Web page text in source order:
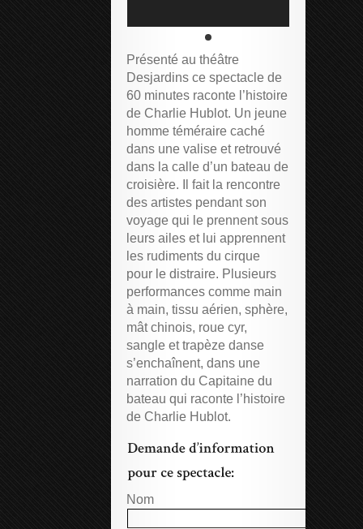
Présenté au théâtre
Desjardins ce spectacle de
60 minutes raconte l’histoire
de Charlie Hublot. Un jeune
homme téméraire caché
dans une valise et retrouvé
dans la calle d’un bateau de
croisière. Il fait la rencontre
des artistes pendant son
voyage qui le prennent sous
leurs ailes et lui apprennent
les rudiments du cirque
pour le distraire. Plusieurs
performances comme main
à main, tissu aérien, sphère,
mât chinois, roue cyr,
sangle et trapèze danse
s’enchaînent, dans une
narration du Capitaine du
bateau qui raconte l’histoire
de Charlie Hublot.
Nom